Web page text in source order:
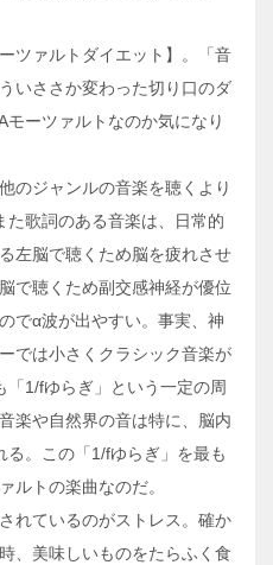
ツァルトダイエット】。「音
いささか変わった切り口のダ
ーツァルトなのか気になり
のジャンルの音楽を聴くより
た歌詞のある音楽は、日常的
左脳で聴くため脳を疲れさせ
で聴くため副交感神経が優位
でα波が出やすい。事実、神
では小さくクラシック音楽が
1/fゆらぎ」という一定の周
楽や自然界の音は特に、脳内
。この「1/fゆらぎ」を最も
ルトの楽曲なのだ。
れているのがストレス。確か
、美味しいものをたらふく食